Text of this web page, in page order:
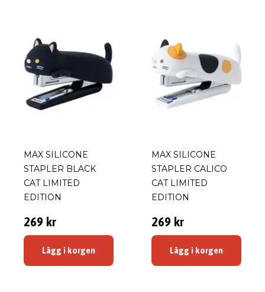
MAX SILICONE
STAPLER BLACK
CAT LIMITED
EDITION
269 kr
Lägg i korgen
MAX SILICONE
STAPLER CALICO
CAT LIMITED
EDITION
269 kr
Lägg i korgen